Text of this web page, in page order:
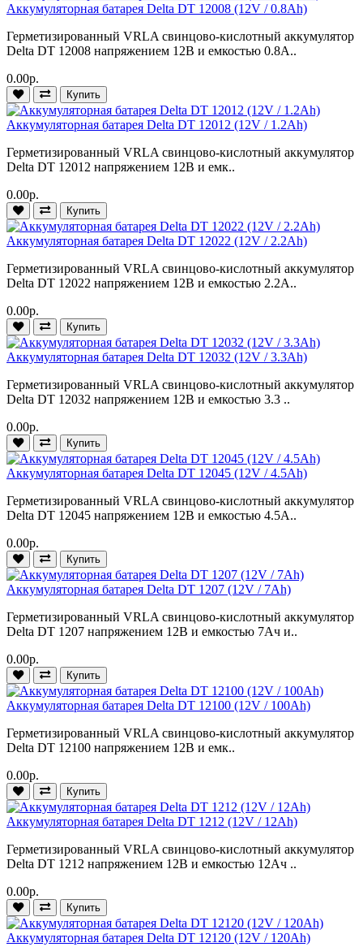
Аккумуляторная батарея Delta DT 12008 (12V / 0.8Ah)
Герметизированный VRLA cвинцово-кислотный аккумулятор
Delta DT 12008 напряжением 12В и емкостью 0.8А..
0.00р.
Купить
Аккумуляторная батарея Delta DT 12012 (12V / 1.2Ah)
Герметизированный VRLA cвинцово-кислотный аккумулятор
Delta DT 12012 напряжением 12В и емк..
0.00р.
Купить
Аккумуляторная батарея Delta DT 12022 (12V / 2.2Ah)
Герметизированный VRLA cвинцово-кислотный аккумулятор
Delta DT 12022 напряжением 12В и емкостью 2.2А..
0.00р.
Купить
Аккумуляторная батарея Delta DT 12032 (12V / 3.3Ah)
Герметизированный VRLA cвинцово-кислотный аккумулятор
Delta DT 12032 напряжением 12В и емкостью 3.3 ..
0.00р.
Купить
Аккумуляторная батарея Delta DT 12045 (12V / 4.5Ah)
Герметизированный VRLA cвинцово-кислотный аккумулятор
Delta DT 12045 напряжением 12В и емкостью 4.5А..
0.00р.
Купить
Аккумуляторная батарея Delta DT 1207 (12V / 7Ah)
Герметизированный VRLA cвинцово-кислотный аккумулятор
Delta DT 1207 напряжением 12В и емкостью 7Ач и..
0.00р.
Купить
Аккумуляторная батарея Delta DT 12100 (12V / 100Ah)
Герметизированный VRLA cвинцово-кислотный аккумулятор
Delta DT 12100 напряжением 12В и емк..
0.00р.
Купить
Аккумуляторная батарея Delta DT 1212 (12V / 12Ah)
Герметизированный VRLA cвинцово-кислотный аккумулятор
Delta DT 1212 напряжением 12В и емкостью 12Ач ..
0.00р.
Купить
Аккумуляторная батарея Delta DT 12120 (12V / 120Ah)